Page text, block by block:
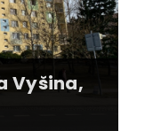
Vyšina,